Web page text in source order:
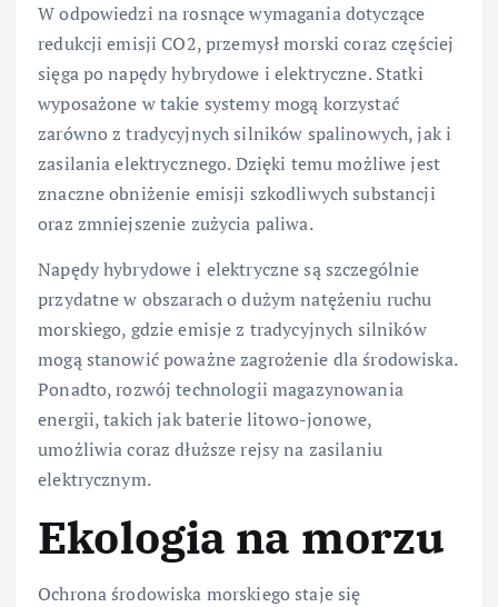
W odpowiedzi na rosnące wymagania dotyczące
redukcji emisji CO2, przemysł morski coraz częściej
sięga po napędy hybrydowe i elektryczne. Statki
wyposażone w takie systemy mogą korzystać
zarówno z tradycyjnych silników spalinowych, jak i
zasilania elektrycznego. Dzięki temu możliwe jest
znaczne obniżenie emisji szkodliwych substancji
oraz zmniejszenie zużycia paliwa.
Napędy hybrydowe i elektryczne są szczególnie
przydatne w obszarach o dużym natężeniu ruchu
morskiego, gdzie emisje z tradycyjnych silników
mogą stanowić poważne zagrożenie dla środowiska.
Ponadto, rozwój technologii magazynowania
energii, takich jak baterie litowo-jonowe,
umożliwia coraz dłuższe rejsy na zasilaniu
elektrycznym.
Ekologia na morzu
Ochrona środowiska morskiego staje się